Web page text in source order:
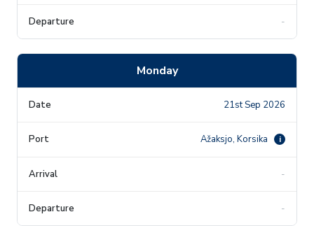
-
Monday
21st Sep 2026
Ažaksjo, Korsika i
-
-